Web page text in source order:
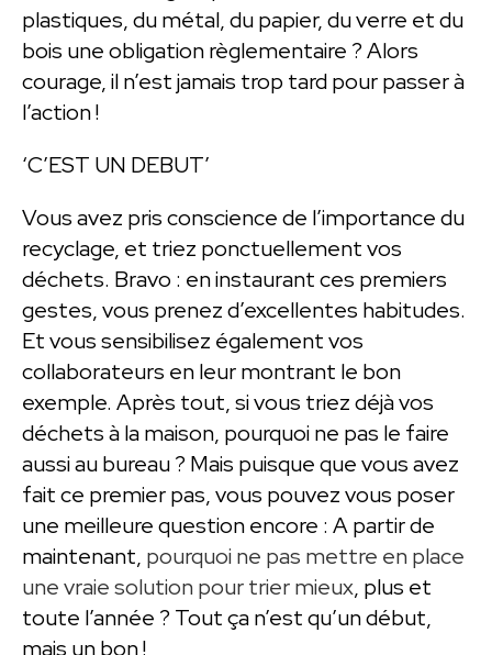
plastiques, du métal, du papier, du verre et du
bois une obligation règlementaire ? Alors
courage, il n’est jamais trop tard pour passer à
l’action !
‘C’EST UN DEBUT’
Vous avez pris conscience de l’importance du
recyclage, et triez ponctuellement vos
déchets. Bravo : en instaurant ces premiers
gestes, vous prenez d’excellentes habitudes.
Et vous sensibilisez également vos
collaborateurs en leur montrant le bon
exemple. Après tout, si vous triez déjà vos
déchets à la maison, pourquoi ne pas le faire
aussi au bureau ? Mais puisque que vous avez
fait ce premier pas, vous pouvez vous poser
une meilleure question encore : A partir de
maintenant, pourquoi ne pas mettre en place
une vraie solution pour trier mieux, plus et
toute l’année ? Tout ça n’est qu’un début,
mais un bon !